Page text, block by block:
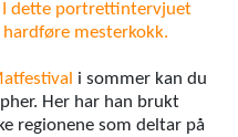
I dette portrettintervjuet
mesterkokk.
i sommer kan du
Her har han brukt
regionene som deltar på